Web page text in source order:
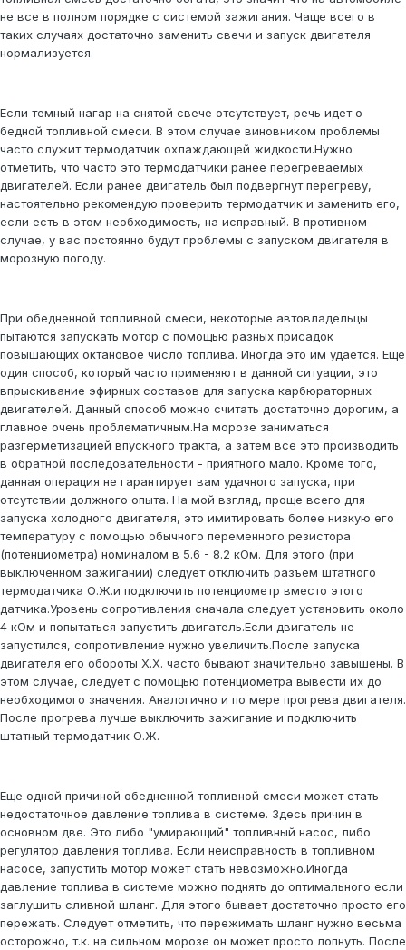
не все в полном порядке с системой зажигания. Чаще всего в
таких случаях достаточно заменить свечи и запуск двигателя
нормализуется.
Если темный нагар на снятой свече отсутствует, речь идет о
бедной топливной смеси. В этом случае виновником проблемы
часто служит термодатчик охлаждающей жидкости.Нужно
отметить, что часто это термодатчики ранее перегреваемых
двигателей. Если ранее двигатель был подвергнут перегреву,
настоятельно рекомендую проверить термодатчик и заменить его,
если есть в этом необходимость, на исправный. В противном
случае, у вас постоянно будут проблемы с запуском двигателя в
морозную погоду.
При обедненной топливной смеси, некоторые автовладельцы
пытаются запускать мотор с помощью разных присадок
повышающих октановое число топлива. Иногда это им удается. Еще
один способ, который часто применяют в данной ситуации, это
впрыскивание эфирных составов для запуска карбюраторных
двигателей. Данный способ можно считать достаточно дорогим, а
главное очень проблематичным.На морозе заниматься
разгерметизацией впускного тракта, а затем все это производить
в обратной последовательности - приятного мало. Кроме того,
данная операция не гарантирует вам удачного запуска, при
отсутствии должного опыта. На мой взгляд, проще всего для
запуска холодного двигателя, это имитировать более низкую его
температуру с помощью обычного переменного резистора
(потенциометра) номиналом в 5.6 - 8.2 кОм. Для этого (при
выключенном зажигании) следует отключить разъем штатного
термодатчика О.Ж.и подключить потенциометр вместо этого
датчика.Уровень сопротивления сначала следует установить около
4 кОм и попытаться запустить двигатель.Если двигатель не
запустился, сопротивление нужно увеличить.После запуска
двигателя его обороты Х.Х. часто бывают значительно завышены. В
этом случае, следует с помощью потенциометра вывести их до
необходимого значения. Аналогично и по мере прогрева двигателя.
После прогрева лучше выключить зажигание и подключить
штатный термодатчик О.Ж.
Еще одной причиной обедненной топливной смеси может стать
недостаточное давление топлива в системе. Здесь причин в
основном две. Это либо "умирающий" топливный насос, либо
регулятор давления топлива. Если неисправность в топливном
насосе, запустить мотор может стать невозможно.Иногда
давление топлива в системе можно поднять до оптимального если
заглушить сливной шланг. Для этого бывает достаточно просто его
пережать. Следует отметить, что пережимать шланг нужно весьма
осторожно, т.к. на сильном морозе он может просто лопнуть. После